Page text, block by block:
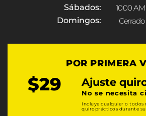
Sábados:
Domingos:
10:00
Cerrado
POR PRIMERA
$29 Ajuste
No se necesita
Incluye cualquier o todos
quiroprácticos durante su